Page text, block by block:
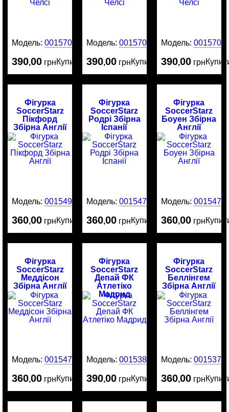
Модель:0015708
390,00 грнКупити
Модель:0015707
390,00 грнКупити
Модель: 0015706
390,00 грн
Фігурка
SoccerStarz
Пікфорд
Збірна Англії
Модель:0015491
360,00 грнКупити
Фігурка
SoccerStarz
Родрі Збірна
Іспанії
Модель:0015478
360,00 грнКупити
Фігурка
SoccerStarz
Боуен Збірна
Англії
Модель: 0015477
360,00 грн
Фігурка
SoccerStarz
Меддісон
Збірна Англії
Модель:0015476
360,00 грнКупити
Фігурка
SoccerStarz
Депай ФК
Атлетіко
Мадрид
Модель:0015380
390,00 грнКупити
Фігурка
SoccerStarz
Беллінгем
Збірна Англії
Модель: 0015379
360,00 грн